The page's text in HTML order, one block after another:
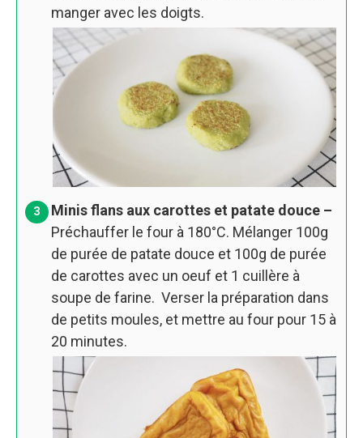
manger avec les doigts.
Minis flans aux carottes et patate douce –
Préchauffer le four à 180°C. Mélanger 100g
de purée de patate douce et 100g de purée
de carottes avec un oeuf et 1 cuillère à
soupe de farine. Verser la préparation dans
de petits moules, et mettre au four pour 15 à
20 minutes.